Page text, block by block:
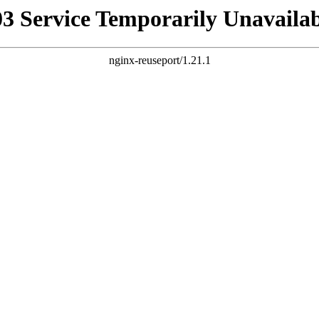
Service Temporarily
nginx-reuseport/1.21.1